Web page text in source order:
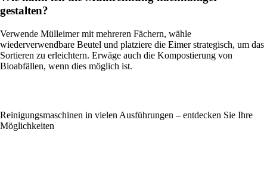
gestalten?
Verwende Mülleimer mit mehreren Fächern, wähle
wiederverwendbare Beutel und platziere die Eimer strategisch, um das
Sortieren zu erleichtern. Erwäge auch die Kompostierung von
Bioabfällen, wenn dies möglich ist.
Reinigungsmaschinen in vielen Ausführungen – entdecken Sie Ihre
Möglichkeiten